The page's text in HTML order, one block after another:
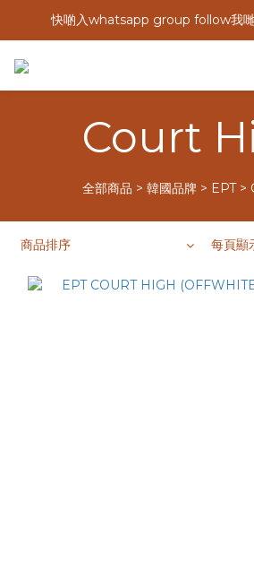
快啲入whatsapp group follow我哋
Court
全部商品 > 韓國品牌> EPT>
商品排序 每頁顯